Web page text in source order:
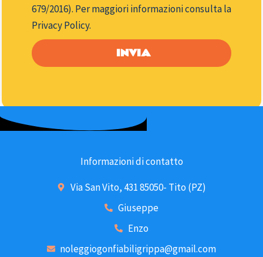
679/2016). Per maggiori informazioni consulta la
Privacy Policy.
INVIA
Informazioni di contatto
Via San Vito, 431 85050- Tito (PZ)
Giuseppe
Enzo
noleggiogonfiabiligrippa@gmail.com